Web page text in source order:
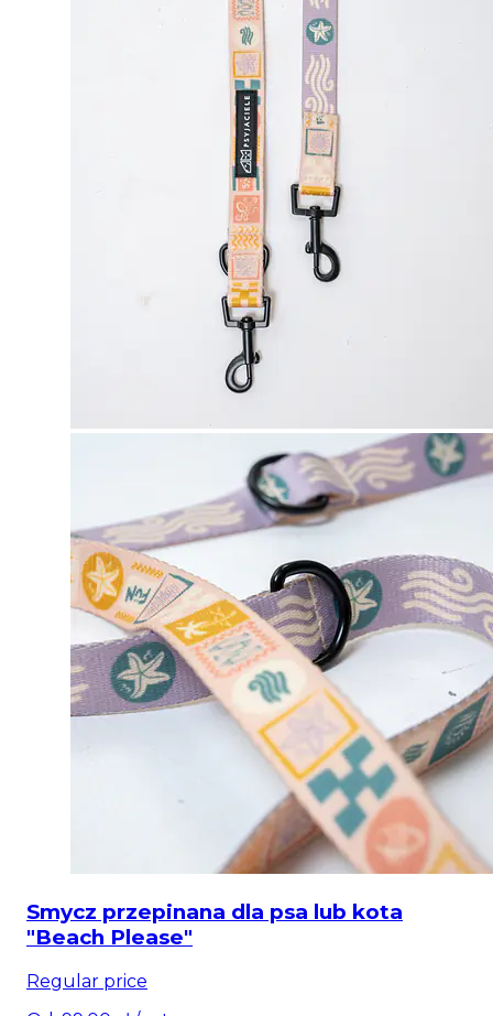
Smycz przepinana dla psa lub kota
"Beach Please"
Regular price